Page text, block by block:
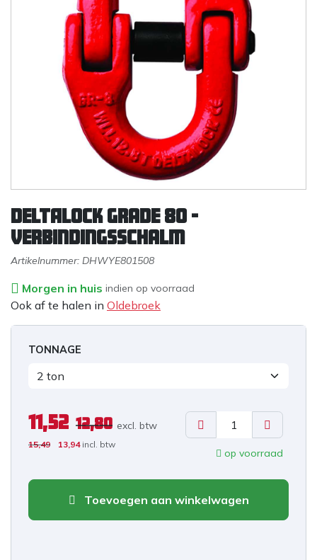
DELTALOCK Grade 80 -
Verbindingsschalm
Artikelnummer: DHWYE801508
Morgen in huis indien op voorraad
Ook af te halen in Oldebroek
TONNAGE
11,52 12,80 excl. btw
15,49 13,94 incl. btw
op voorraad
Toevoegen aan winkelwagen